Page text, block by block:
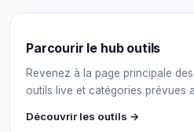
Parcourir le hub outils
Revenez à la page principale
outils live et catégories prévues
Découvrir les outils →